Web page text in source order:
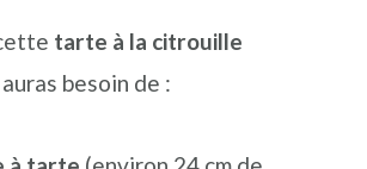
tarte à la citrouille
besoin de :